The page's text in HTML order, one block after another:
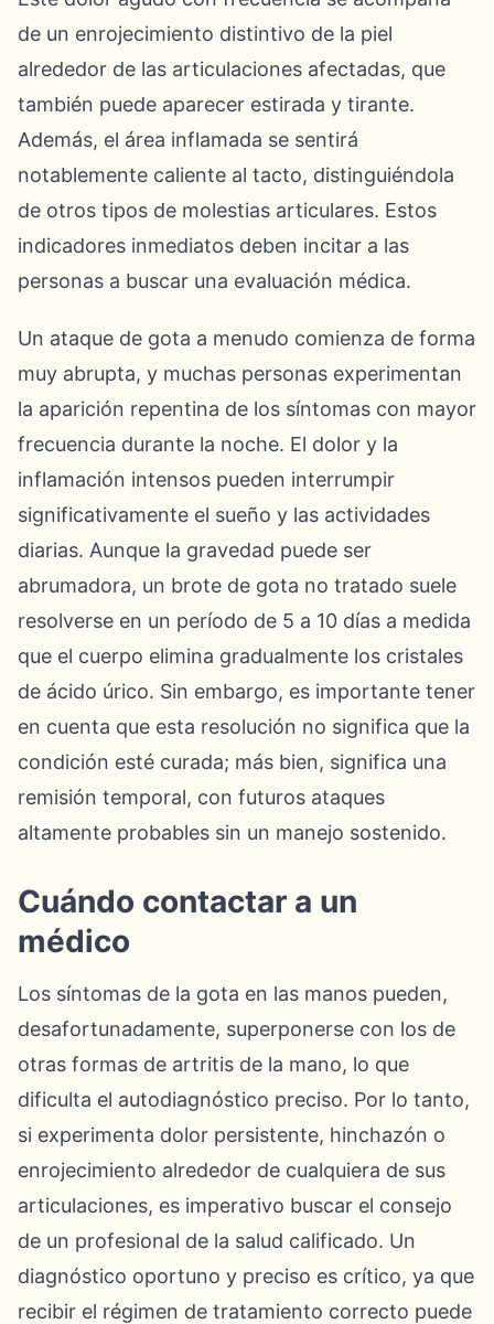
de un enrojecimiento distintivo de la piel
alrededor de las articulaciones afectadas, que
también puede aparecer estirada y tirante.
Además, el área inflamada se sentirá
notablemente caliente al tacto, distinguiéndola
de otros tipos de molestias articulares. Estos
indicadores inmediatos deben incitar a las
personas a buscar una evaluación médica.
Un ataque de gota a menudo comienza de forma
muy abrupta, y muchas personas experimentan
la aparición repentina de los síntomas con mayor
frecuencia durante la noche. El dolor y la
inflamación intensos pueden interrumpir
significativamente el sueño y las actividades
diarias. Aunque la gravedad puede ser
abrumadora, un brote de gota no tratado suele
resolverse en un período de 5 a 10 días a medida
que el cuerpo elimina gradualmente los cristales
de ácido úrico. Sin embargo, es importante tener
en cuenta que esta resolución no significa que la
condición esté curada; más bien, significa una
remisión temporal, con futuros ataques
altamente probables sin un manejo sostenido.
Cuándo contactar a un
médico
Los síntomas de la gota en las manos pueden,
desafortunadamente, superponerse con los de
otras formas de artritis de la mano, lo que
dificulta el autodiagnóstico preciso. Por lo tanto,
si experimenta dolor persistente, hinchazón o
enrojecimiento alrededor de cualquiera de sus
articulaciones, es imperativo buscar el consejo
de un profesional de la salud calificado. Un
diagnóstico oportuno y preciso es crítico, ya que
recibir el régimen de tratamiento correcto puede